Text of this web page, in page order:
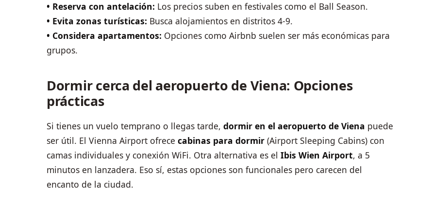
• Reserva con antelación: Los precios suben en festivales como el Ball Season.
• Evita zonas turísticas: Busca alojamientos en distritos 4-9.
• Considera apartamentos: Opciones como Airbnb suelen ser más económicas para
grupos.
Dormir cerca del aeropuerto de Viena: Opciones
prácticas
Si tienes un vuelo temprano o llegas tarde, dormir en el aeropuerto de Viena puede
ser útil. El Vienna Airport ofrece cabinas para dormir (Airport Sleeping Cabins) con
camas individuales y conexión WiFi. Otra alternativa es el Ibis Wien Airport, a 5
minutos en lanzadera. Eso sí, estas opciones son funcionales pero carecen del
encanto de la ciudad.